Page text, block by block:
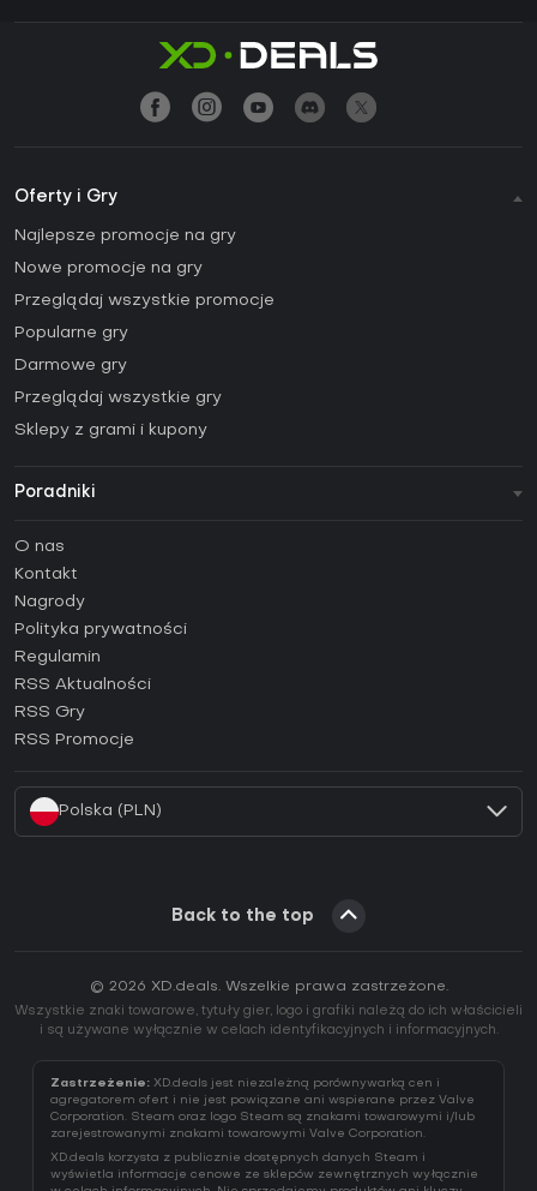
Oferty i Gry
Najlepsze promocje na gry
Nowe promocje na gry
Przeglądaj wszystkie promocje
Popularne gry
Darmowe gry
Przeglądaj wszystkie gry
Sklepy z grami i kupony
Poradniki
Poradniki
Jak aktywować klucz Steam (CD Key)?
Jak aktywować klucz Epic Games (CD Key)?
Jak aktywować klucz GOG (CD Key)?
Jak aktywować klucz Ubisoft Connect (CD Key)?
Jak aktywować klucz EA App (CD Key)?
O nas
Kontakt
Nagrody
Polityka prywatności
Regulamin
RSS Aktualności
RSS Gry
RSS Promocje
Polska (PLN)
Back to the top
© 2026 XD.deals. Wszelkie prawa zastrzeżone.
Wszystkie znaki towarowe, tytuły gier, logo i grafiki należą do ich właścicieli
i są używane wyłącznie w celach identyfikacyjnych i informacyjnych.
Zastrzeżenie: XD.deals jest niezależną porównywarką cen i
agregatorem ofert i nie jest powiązane ani wspierane przez Valve
Corporation. Steam oraz logo Steam są znakami towarowymi i/lub
zarejestrowanymi znakami towarowymi Valve Corporation.
XD.deals korzysta z publicznie dostępnych danych Steam i
wyświetla informacje cenowe ze sklepów zewnętrznych wyłącznie